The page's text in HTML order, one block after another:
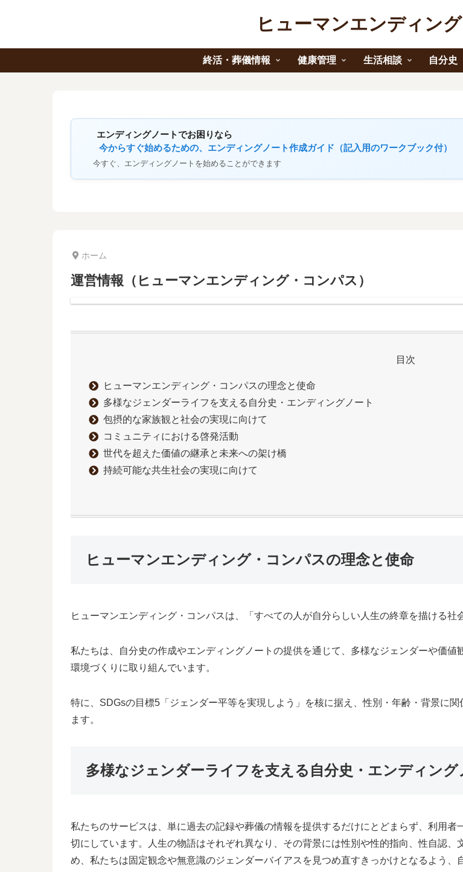
ヒューマンエンディン
終活・葬儀情報 健康管理 生活相談 自分史
エンディングノートでお困りなら
今からすぐ始めるための、エンディングノート作成ガイド（記入用のワークブック付）
今すぐ、エンディングノートを始めることができます
ホーム
運営情報（ヒューマンエンディング・コンパス）
目次
ヒューマンエンディング・コンパスの理念と使命
多様なジェンダーライフを支える自分史・エンディングノート
包摂的な家族観と社会の実現に向けて
コミュニティにおける啓発活動
世代を超えた価値の継承と未来への架け橋
持続可能な共生社会の実現に向けて
ヒューマンエンディング・コンパスの理念と使命
ヒューマンエンディング・コンパスは、「すべての人が自分らしい人生の終章を描ける社
私たちは、自分史の作成やエンディングノートの提供を通じて、多様なジェンダーや価
環境づくりに取り組んでいます。
特に、SDGsの目標5「ジェンダー平等を実現しよう」を核に据え、性別・年齢・背景に
ます。
多様なジェンダーライフを支える自分史・エンディング
私たちのサービスは、単に過去の記録や葬儀の情報を提供するだけにとどまらず、利用
切にしています。人生の物語はそれぞれ異なり、その背景には性別や性的指向、性自認
め、私たちは固定観念や無意識のジェンダーバイアスを見つめ直すきっかけとなるよう、